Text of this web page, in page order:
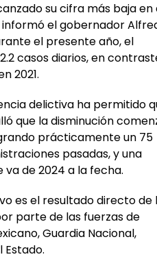
su cifra más baja en
informó el gobernador
el presente año, el
casos diarios, en
2021.
delictiva ha permitido
que la disminución
prácticamente un 75
pasadas, y una
de 2024 a la fecha.
es el resultado directo de
parte de las fuerzas de
Guardia Nacional,
Estado.